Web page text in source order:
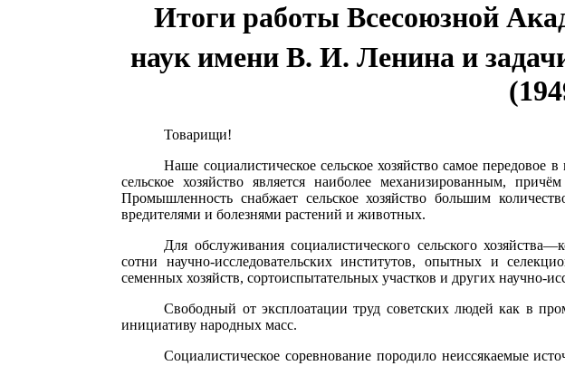
Итоги работы Всесоюзной
наук имени В. И. Ленина и
Товарищи!
Наше социалистическое сельское хозяйство самое
сельское хозяйство является наиболее механизированным,
Промышленность снабжает сельское хозяйство большим
вредителями и болезнями растений и животных.
Для обслуживания социалистического сельского
сотни научно-исследовательских институтов, опытных и
семенных хозяйств, сортоиспытательных участков и других научно-
Свободный от эксплоатации труд советских людей как в
инициативу народных масс.
Социалистическое соревнование породило неиссякаемые